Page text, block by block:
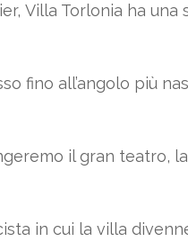
Villa Torlonia ha una
fino all’angolo più
il gran teatro,
in cui la villa